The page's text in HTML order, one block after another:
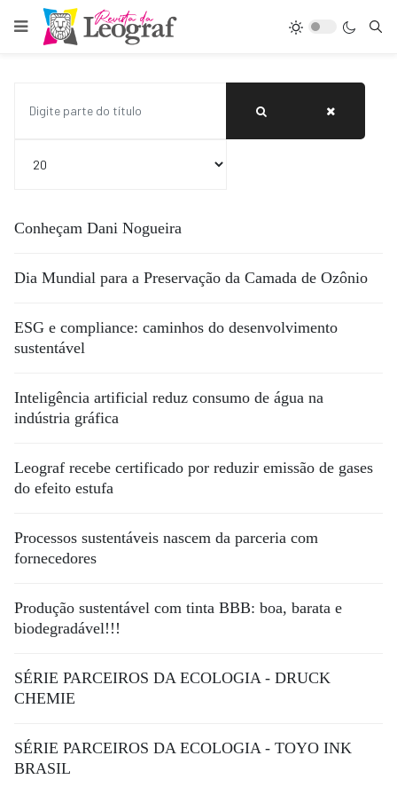
Conheçam Dani Nogueira
Dia Mundial para a Preservação da Camada de Ozônio
ESG e compliance: caminhos do desenvolvimento
sustentável
Inteligência artificial reduz consumo de água na
indústria gráfica
Leograf recebe certificado por reduzir emissão de gases
do efeito estufa
Processos sustentáveis nascem da parceria com
fornecedores
Produção sustentável com tinta BBB: boa, barata e
biodegradável!!!
SÉRIE PARCEIROS DA ECOLOGIA - DRUCK
CHEMIE
SÉRIE PARCEIROS DA ECOLOGIA - TOYO INK
BRASIL